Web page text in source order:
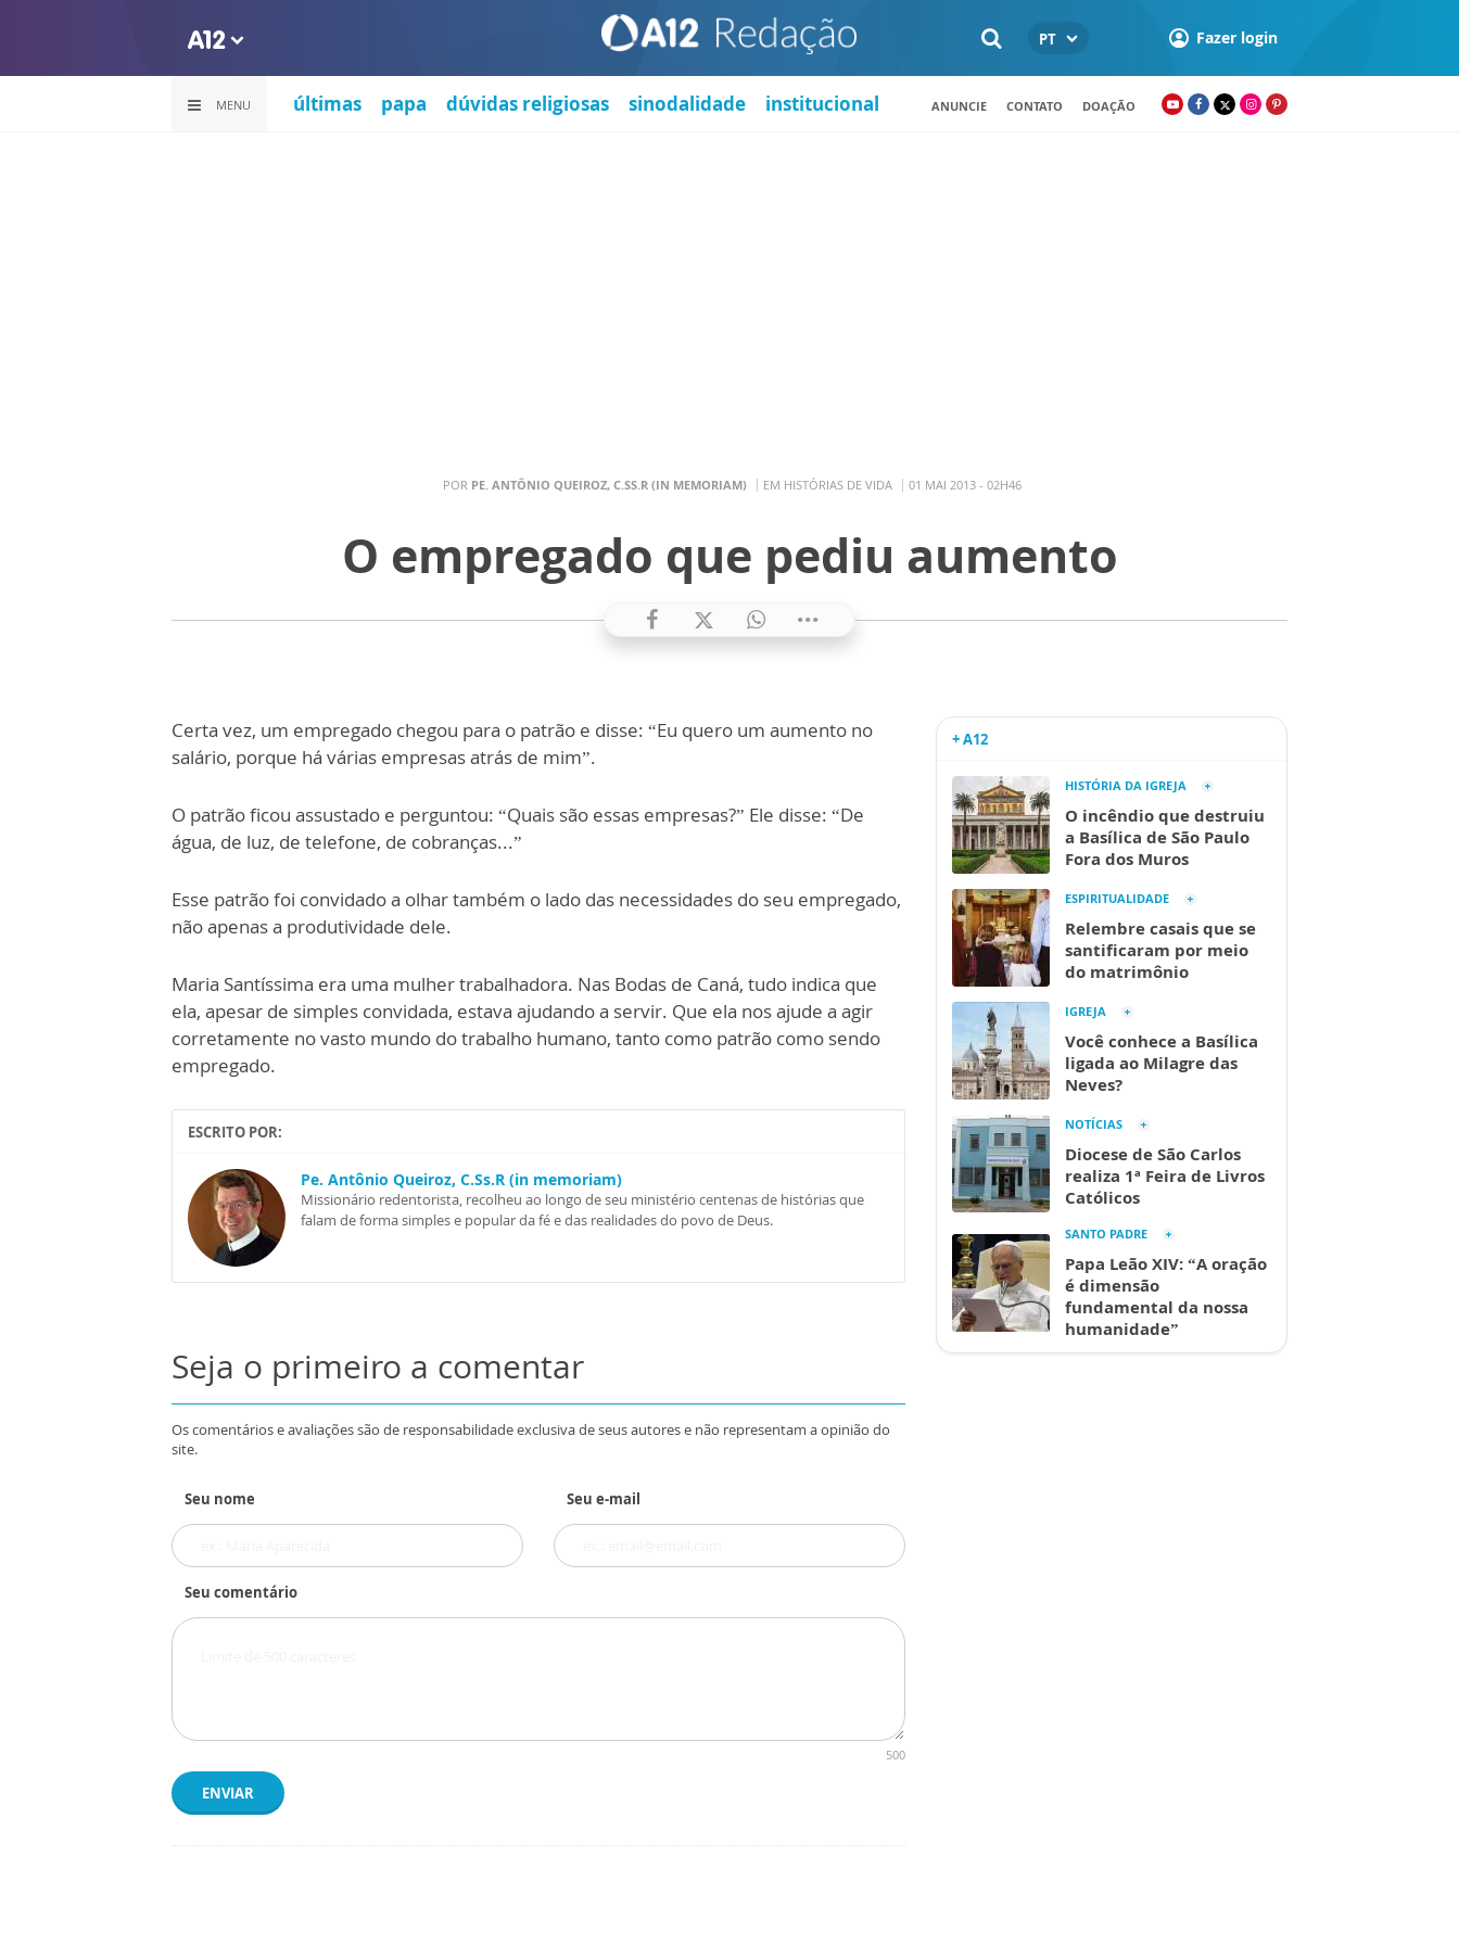
PT Fazer login
MENU últimas papa dúvidas religiosas sinodalidade institucional ANUNCIE CONTATO DOAÇÃO
POR PE. ANTÔNIO QUEIROZ, C.SS.R (IN MEMORIAM) EM HISTÓRIAS DE VIDA 01 MAI 2013 - 02H46
O empregado que pediu aumento
Certa vez, um empregado chegou para o patrão e disse: “Eu quero um aumento no
salário, porque há várias empresas atrás de mim”.
O patrão ficou assustado e perguntou: “Quais são essas empresas?” Ele disse: “De
água, de luz, de telefone, de cobranças...”
Esse patrão foi convidado a olhar também o lado das necessidades do seu empregado,
não apenas a produtividade dele.
Maria Santíssima era uma mulher trabalhadora. Nas Bodas de Caná, tudo indica que
ela, apesar de simples convidada, estava ajudando a servir. Que ela nos ajude a agir
corretamente no vasto mundo do trabalho humano, tanto como patrão como sendo
empregado.
ESCRITO POR:
Pe. Antônio Queiroz, C.Ss.R (in memoriam)
Missionário redentorista, recolheu ao longo de seu ministério centenas de histórias que
falam de forma simples e popular da fé e das realidades do povo de Deus.
Seja o primeiro a comentar
Os comentários e avaliações são de responsabilidade exclusiva de seus autores e não representam a opinião do
site.
Seu nome Seu e-mail
Seu comentário
500
ENVIAR
+ A12
HISTÓRIA DA IGREJA
O incêndio que destruiu
a Basílica de São Paulo
Fora dos Muros
ESPIRITUALIDADE
Relembre casais que se
santificaram por meio
do matrimônio
IGREJA
Você conhece a Basílica
ligada ao Milagre das
Neves?
NOTÍCIAS
Diocese de São Carlos
realiza 1ª Feira de Livros
Católicos
SANTO PADRE
Papa Leão XIV: “A oração
é dimensão
fundamental da nossa
humanidade”